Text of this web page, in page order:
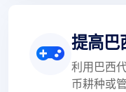
提高巴
利用巴西
币耕种或